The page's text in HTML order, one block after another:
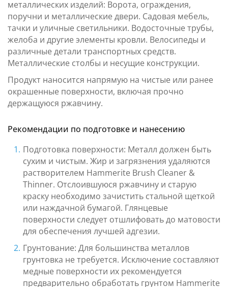
металлических изделий: Ворота, ограждения,
поручни и металлические двери. Садовая мебель,
тачки и уличные светильники. Водосточные трубы,
желоба и другие элементы кровли. Велосипеды и
различные детали транспортных средств.
Металлические столбы и несущие конструкции.
Продукт наносится напрямую на чистые или ранее
окрашенные поверхности, включая прочно
держащуюся ржавчину.
Рекомендации по подготовке и нанесению
Подготовка поверхности: Металл должен быть
сухим и чистым. Жир и загрязнения удаляются
растворителем Hammerite Brush Cleaner &
Thinner. Отслоившуюся ржавчину и старую
краску необходимо зачистить стальной щеткой
или наждачной бумагой. Глянцевые
поверхности следует отшлифовать до матовости
для обеспечения лучшей адгезии.
Грунтование: Для большинства металлов
грунтовка не требуется. Исключение составляют
медные поверхности их рекомендуется
предварительно обработать грунтом Hammerite